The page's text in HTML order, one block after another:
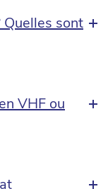
sont
VHF ou